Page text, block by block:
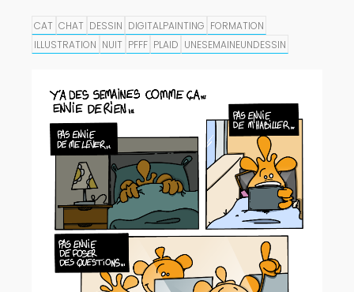
CAT CHAT DESSIN DIGITALPAINTING FORMATION
ILLUSTRATION NUIT PFFF PLAID UNESEMAINEUNDESSIN